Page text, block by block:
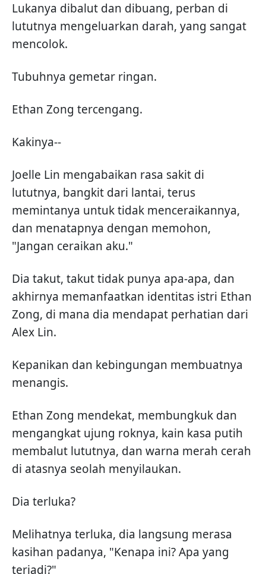
Lukanya dibalut dan dibuang, perban di
lututnya mengeluarkan darah, yang sangat
mencolok.
Tubuhnya gemetar ringan.
Ethan Zong tercengang.
Kakinya--
Joelle Lin mengabaikan rasa sakit di
lututnya, bangkit dari lantai, terus
memintanya untuk tidak menceraikannya,
dan menatapnya dengan memohon,
"Jangan ceraikan aku."
Dia takut, takut tidak punya apa-apa, dan
akhirnya memanfaatkan identitas istri Ethan
Zong, di mana dia mendapat perhatian dari
Alex Lin.
Kepanikan dan kebingungan membuatnya
menangis.
Ethan Zong mendekat, membungkuk dan
mengangkat ujung roknya, kain kasa putih
membalut lututnya, dan warna merah cerah
di atasnya seolah menyilaukan.
Dia terluka?
Melihatnya terluka, dia langsung merasa
kasihan padanya, "Kenapa ini? Apa yang
terjadi?"